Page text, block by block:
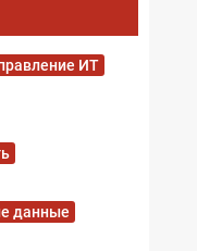
ИТ
данные